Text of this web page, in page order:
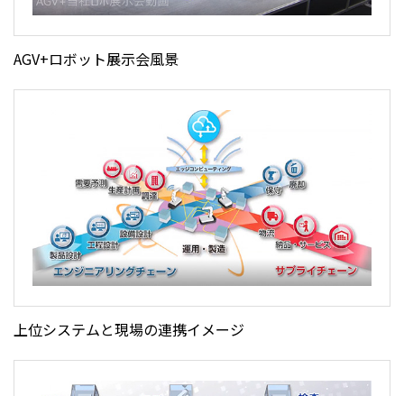
AGV+ロボット展示会風景
上位システムと現場の連携イメージ